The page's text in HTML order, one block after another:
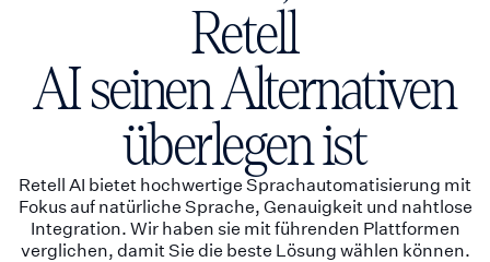
Retell
AI seinen Alternativen
überlegen ist
Retell AI bietet hochwertige Sprachautomatisierung mit
Fokus auf natürliche Sprache, Genauigkeit und nahtlose
Integration. Wir haben sie mit führenden Plattformen
verglichen, damit Sie die beste Lösung wählen können.